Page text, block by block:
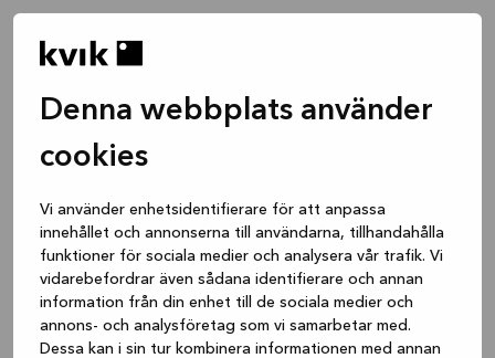
Denna webbplats använder
cookies
Vi använder enhetsidentifierare för att anpassa
innehållet och annonserna till användarna, tillhandahålla
funktioner för sociala medier och analysera vår trafik. Vi
vidarebefordrar även sådana identifierare och annan
information från din enhet till de sociala medier och
annons- och analysföretag som vi samarbetar med.
Dessa kan i sin tur kombinera informationen med annan